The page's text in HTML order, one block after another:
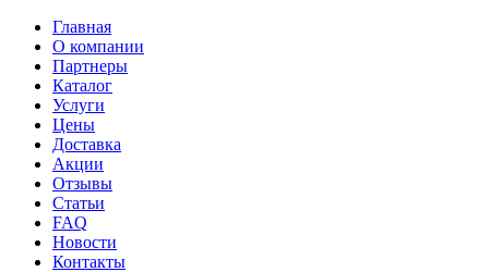
Главная
О компании
Партнеры
Каталог
Услуги
Цены
Доставка
Акции
Отзывы
Статьи
FAQ
Новости
Контакты